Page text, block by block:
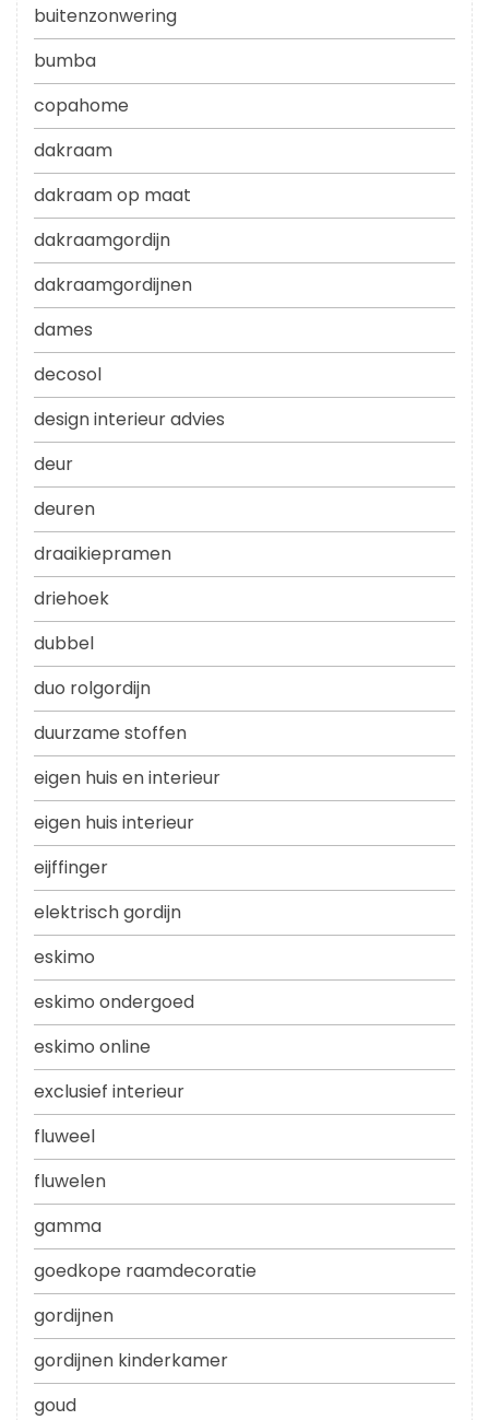
buitenzonwering
bumba
copahome
dakraam
dakraam op maat
dakraamgordijn
dakraamgordijnen
dames
decosol
design interieur advies
deur
deuren
draaikiepramen
driehoek
dubbel
duo rolgordijn
duurzame stoffen
eigen huis en interieur
eigen huis interieur
eijffinger
elektrisch gordijn
eskimo
eskimo ondergoed
eskimo online
exclusief interieur
fluweel
fluwelen
gamma
goedkope raamdecoratie
gordijnen
gordijnen kinderkamer
goud